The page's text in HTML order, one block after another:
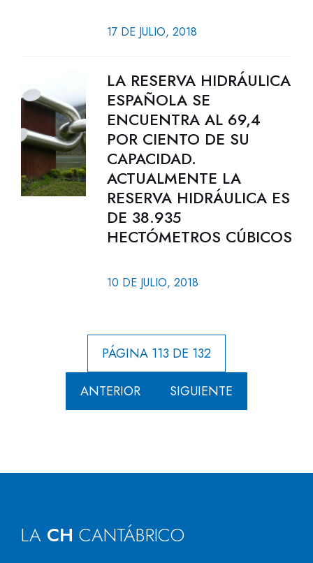
17 DE JULIO, 2018
LA RESERVA HIDRÁULICA
ESPAÑOLA SE
ENCUENTRA AL 69,4
POR CIENTO DE SU
CAPACIDAD.
ACTUALMENTE LA
RESERVA HIDRÁULICA ES
DE 38.935
HECTÓMETROS CÚBICOS
10 DE JULIO, 2018
PÁGINA 113 DE 132
ANTERIOR SIGUIENTE
LA CH CANTÁBRICO